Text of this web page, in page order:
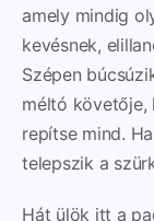
amely mindig
kevésnek,
Szépen
méltó követője,
repítse mind.
telepszik a
Hát ülök itt a